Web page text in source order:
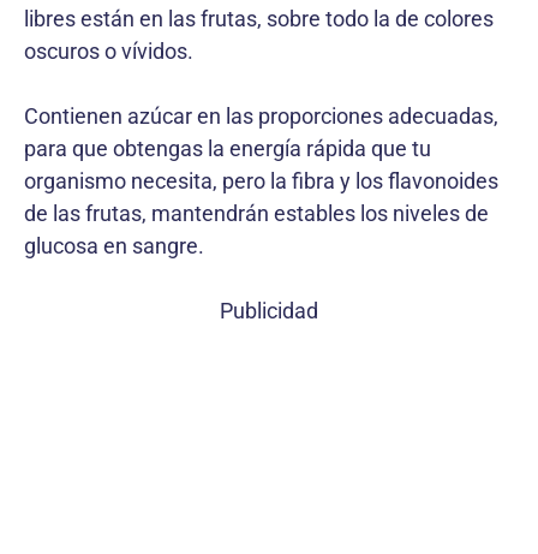
libres están en las frutas, sobre todo la de colores
oscuros o vívidos.
Contienen azúcar en las proporciones adecuadas,
para que obtengas la energía rápida que tu
organismo necesita, pero la fibra y los flavonoides
de las frutas, mantendrán estables los niveles de
glucosa en sangre.
Publicidad